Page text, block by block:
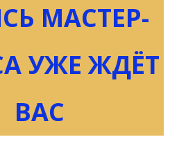
МАСТЕР-
УЖЕ ЖДЁТ
ВАС